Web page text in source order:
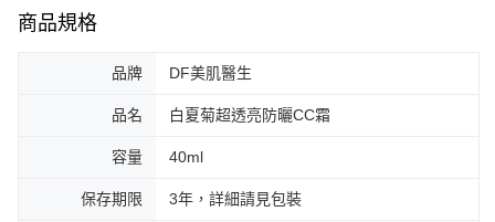
商品規格
品牌 DF美肌醫生
品名 白夏菊超透亮防曬CC霜
容量 40ml
保存期限 3年，詳細請見包裝